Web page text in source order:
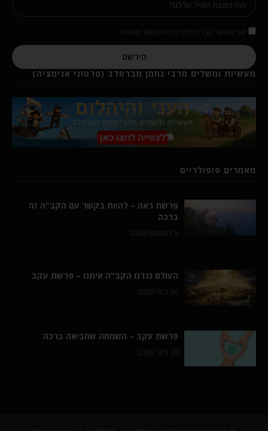
הירשם
מעשיות ומשלים מרבי נחמן מברסלב (סרטוני אנימציה)
מאמרים פופולריים
פרשת ראה – להיות בקשר עם הקב"ה זה
ברכה
6 באוגוסט 2026
העולם נגדנו הקב"ה איתנו – פרשת עקב
30 ביולי 2026
פרשת עקב – השמחה שמביאה ברכה
30 ביולי 2026